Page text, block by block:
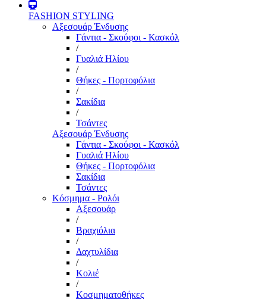
FASHION STYLING
Αξεσουάρ Ένδυσης
Γάντια - Σκούφοι - Κασκόλ
/
Γυαλιά Ηλίου
/
Θήκες - Πορτοφόλια
/
Σακίδια
/
Τσάντες
Αξεσουάρ Ένδυσης
Γάντια - Σκούφοι - Κασκόλ
Γυαλιά Ηλίου
Θήκες - Πορτοφόλια
Σακίδια
Τσάντες
Κόσμημα - Ρολόι
Αξεσουάρ
/
Βραχιόλια
/
Δαχτυλίδια
/
Κολιέ
/
Κοσμηματοθήκες